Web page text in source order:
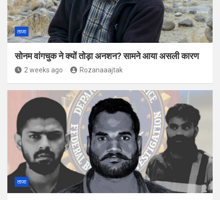
ताजा
सोनम वांगचुक ने क्यों तोड़ा अनशन? सामने आया असली कारण
2 weeks ago Rozanaaajtak
ताजा